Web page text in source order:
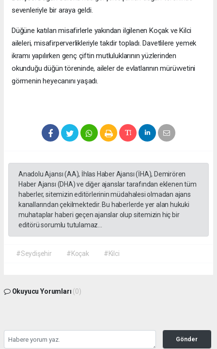
sevenleriyle bir araya geldi.
Düğüne katılan misafirlerle yakından ilgilenen Koçak ve Kilci
aileleri, misafirperverlikleriyle takdir topladı. Davetlilere yemek
ikramı yapılırken genç çiftin mutluluklarının yüzlerinden
okunduğu düğün töreninde, aileler de evlatlarının mürüvvetini
görmenin heyecanını yaşadı.
Anadolu Ajansı (AA), İhlas Haber Ajansı (İHA), Demirören
Haber Ajansı (DHA) ve diğer ajanslar tarafından eklenen tüm
haberler, sitemizin editörlerinin müdahalesi olmadan ajans
kanallarından çekilmektedir. Bu haberlerde yer alan hukuki
muhataplar haberi geçen ajanslar olup sitemizin hiç bir
editörü sorumlu tutulamaz...
#Seydişehir #Koçak #Kilci
Okuyucu Yorumları (0)
Gönder